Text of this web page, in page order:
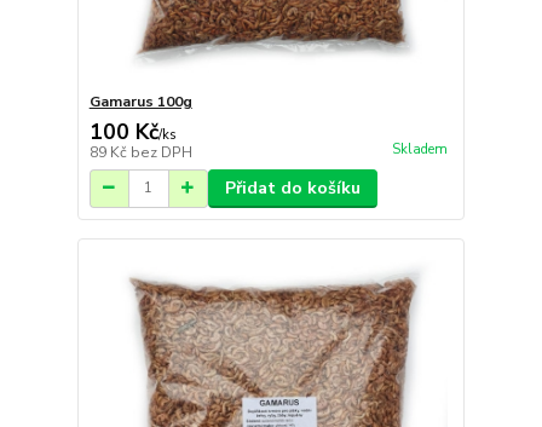
Gamarus 100g
100 Kč/ks
89 Kč bez DPH Skladem
Přidat do košíku